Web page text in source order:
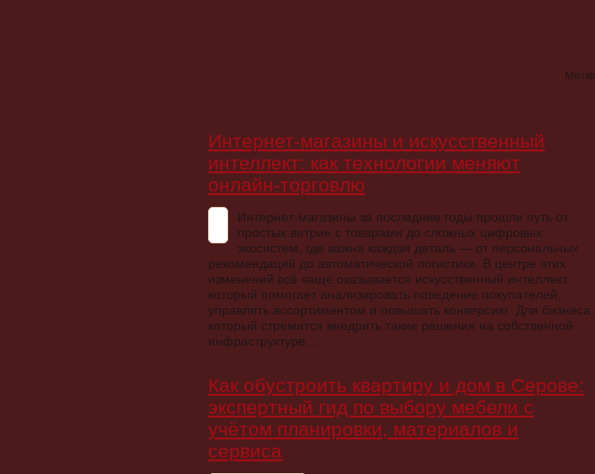
Интернет-магазины и искусственный
интеллект: как технологии меняют
онлайн-торговлю
Интернет-магазины за последние годы прошли путь от
простых витрин с товарами до сложных цифровых
экосистем, где важна каждая деталь — от персональных
рекомендаций до автоматической логистики. В центре этих
изменений всё чаще оказывается искусственный интеллект,
который помогает анализировать поведение покупателей,
управлять ассортиментом и повышать конверсию. Для бизнеса,
который стремится внедрять такие решения на собственной
инфраструктуре,…
Как обустроить квартиру и дом в Серове:
экспертный гид по выбору мебели с
учётом планировки, материалов и
сервиса